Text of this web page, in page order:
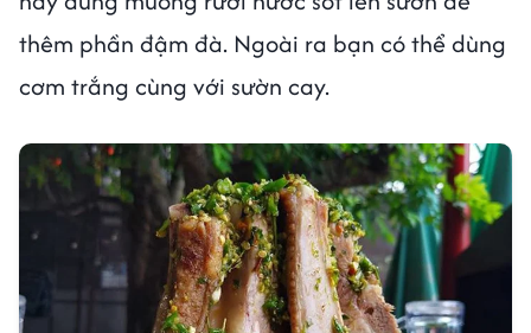
thêm phần đậm đà. Ngoài ra bạn có thể dùng
cơm trắng cùng với sườn cay.